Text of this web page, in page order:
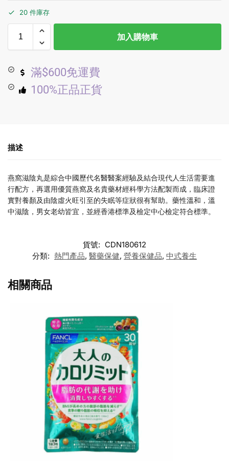
20 件庫存
加入購物車
滿$600免運費
100%正品正貨
描述
燕窩滋陰丸是綜合中國歷代名醫醫案經驗及結合現代人生活需要進
行配方，再選用優質燕窩及名貴藥材經科學方法配製而成，臨床證
實對養顏及由陰虛火旺引至的失眠等症狀很有幫助。藥性溫和，溫
中滋陰，男女老幼皆宜，並經香港標準及檢定中心檢定符合標準。
貨號: CDN180612
分類: 熱門產品, 醫藥保健, 營養保健品, 中式養生
相關商品